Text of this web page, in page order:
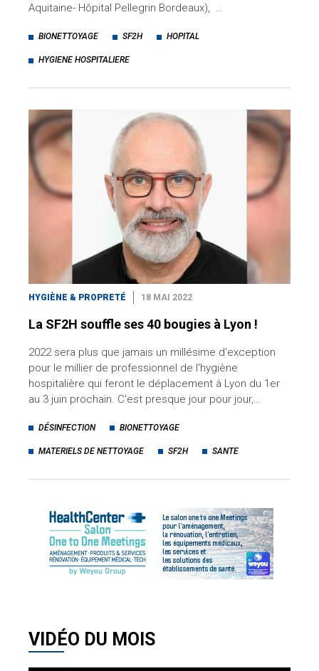
Aquitaine- Hôpital Pellegrin Bordeaux), …
BIONETTOYAGE SF2H HOPITAL
HYGIENE HOSPITALIERE
HYGIÈNE & PROPRETÉ 18 MAI 2022
La SF2H souffle ses 40 bougies à Lyon !
2022 sera plus que jamais un millésime d'exception
pour le millier de professionnel de l'hygiène
hospitalière qui feront le déplacement à Lyon du 1er
au 3 juin prochain. C'est presque jour pour jour,…
DÉSINFECTION BIONETTOYAGE
MATERIELS DE NETTOYAGE SF2H SANTE
VIDÉO DU MOIS